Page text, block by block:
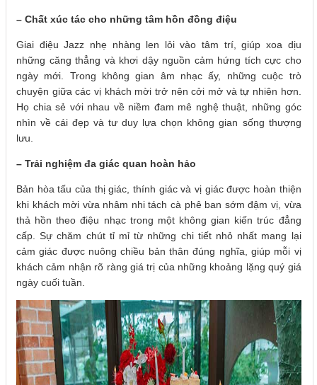
– Chất xúc tác cho những tâm hồn đồng điệu
Giai điệu Jazz nhẹ nhàng len lỏi vào tâm trí, giúp xoa dịu
những căng thẳng và khơi dậy nguồn cảm hứng tích cực cho
ngày mới. Trong không gian âm nhạc ấy, những cuộc trò
chuyện giữa các vị khách mời trở nên cởi mở và tự nhiên hơn.
Họ chia sẻ với nhau về niềm đam mê nghệ thuật, những góc
nhìn về cái đẹp và tư duy lựa chọn không gian sống thượng
lưu.
– Trải nghiệm đa giác quan hoàn hảo
Bản hòa tấu của thị giác, thính giác và vị giác được hoàn thiện
khi khách mời vừa nhâm nhi tách cà phê ban sớm đậm vị, vừa
thả hồn theo điệu nhạc trong một không gian kiến trúc đẳng
cấp. Sự chăm chút tỉ mỉ từ những chi tiết nhỏ nhất mang lại
cảm giác được nuông chiều bản thân đúng nghĩa, giúp mỗi vị
khách cảm nhận rõ ràng giá trị của những khoảng lặng quý giá
ngày cuối tuần.